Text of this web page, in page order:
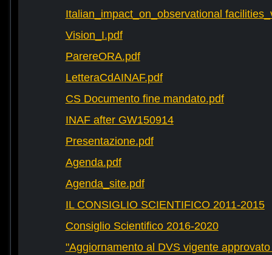
Italian_impact_on_observational
Vision_I.pdf
ParereORA.pdf
LetteraCdAINAF.pdf
CS Documento fine mandato.pdf
INAF after GW150914
Presentazione.pdf
Agenda.pdf
Agenda_site.pdf
IL CONSIGLIO SCIENTIFICO 2011-2015
Consiglio Scientifico 2016-2020
"Aggiornamento al DVS vigente